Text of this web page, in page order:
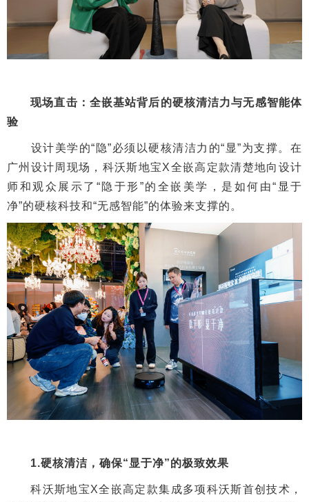
现场直击：全嵌基站背后的硬核清洁力与无感智能体
验
设计美学的“隐”必须以硬核清洁力的“显”为支撑。在
广州设计周现场，科沃斯地宝X全嵌高定款清楚地向设计
师和观众展示了“隐于形”的全嵌美学，是如何由“显于
净”的硬核科技和“无感智能”的体验来支撑的。
1.硬核清洁，确保“显于净”的极致效果
科沃斯地宝X全嵌高定款集成多项科沃斯首创技术，